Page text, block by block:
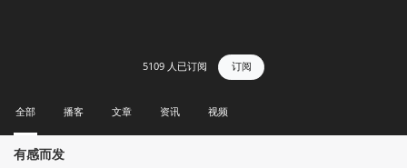
5109 人已订阅 订阅
全部 播客 文章 资讯 视频
有感而发